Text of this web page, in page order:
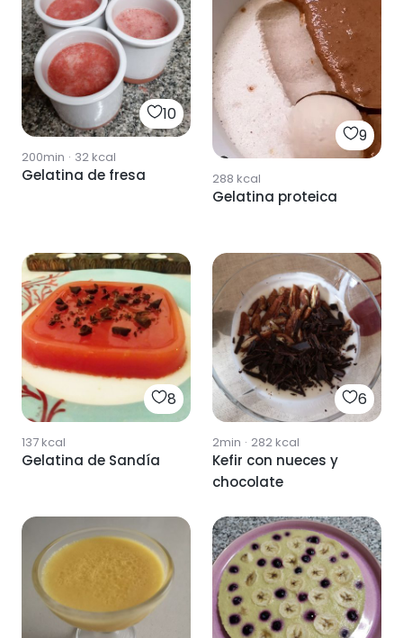
10
200min · 32kcal
Gelatina de fresa
9
288 kcal
Gelatina proteica
8
137kcal
Gelatina de Sandía
6
2min · 282kcal
Kefir con nueces y
chocolate